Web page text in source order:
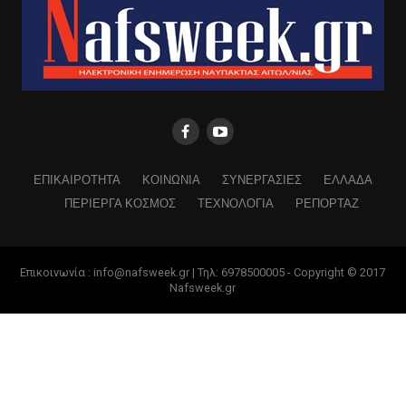
ΕΠΙΚΑΙΡΟΤΗΤΑ ΚΟΙΝΩΝΙΑ ΣΥΝΕΡΓΑΣΙΕΣ
ΕΛΛΑΔΑ
ΠΕΡΙΕΡΓΑ ΚΟΣΜΟΣ
ΤΕΧΝΟΛΟΓΙΑ ΡΕΠΟΡΤΑΖ
Επικοινωνία : info@nafsweek.gr | Τηλ: 6978500005 - Copyright © 2017
Nafsweek.gr